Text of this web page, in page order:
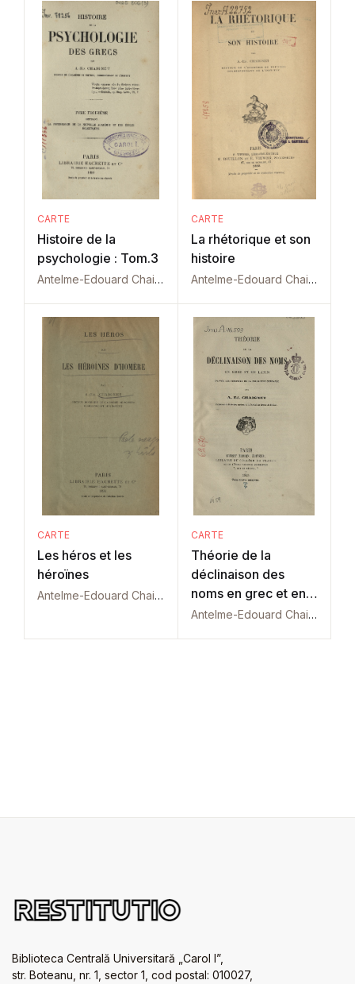
CARTE
Histoire de la
psychologie : Tom.3
Antelme-Edouard Chaignet
CARTE
La rhétorique et son
histoire
Antelme-Edouard Chaignet
CARTE
Les héros et les
héroïnes
Antelme-Edouard Chaignet
CARTE
Théorie de la
déclinaison des
noms en grec et en
latin
Antelme-Edouard Chaignet
Biblioteca Centrală Universitară „Carol I”,
str. Boteanu, nr. 1, sector 1, cod postal: 010027,